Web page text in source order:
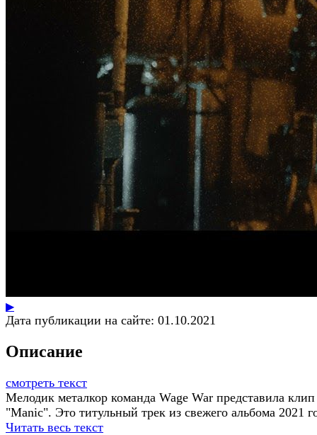
▶
Дата публикации на сайте: 01.10.2021
Описание
смотреть текст
Мелодик металкор команда Wage War представила клип
"Manic". Это титульный трек из свежего альбома 2021
Читать весь текст